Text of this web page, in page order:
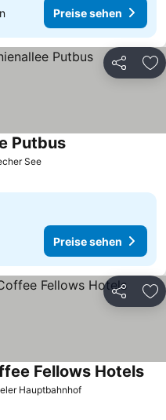
Preise sehen
Teilen
See
Putbus
Preise sehen
Teilen
Hauptbahnhof
Fellows Hotels